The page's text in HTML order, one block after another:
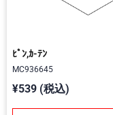
ﾋﾟﾝ,ｶ-ﾃﾝ
MC936645
¥539 (税込)